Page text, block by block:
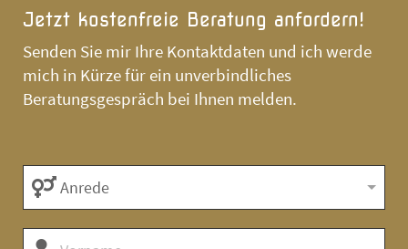
Jetzt kostenfreie Beratung anfordern!
Senden Sie mir Ihre Kontaktdaten und ich werde
mich in Kürze für ein unverbindliches
Beratungsgespräch bei Ihnen melden.